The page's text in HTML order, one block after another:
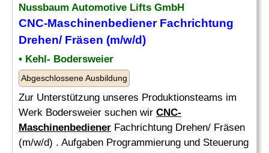
Nussbaum Automotive Lifts GmbH
CNC-MaschinenbedienerFachrichtung
Drehen/ Fräsen (m/w/d)
• Kehl- Bodersweier
Abgeschlossene Ausbildung
Zur Unterstützung unseres Produktionsteams im
Werk Bodersweier suchen wir CNC-
Maschinenbediener Fachrichtung Drehen/ Fräsen
(m/w/d) . Aufgaben Programmierung und Steuerung